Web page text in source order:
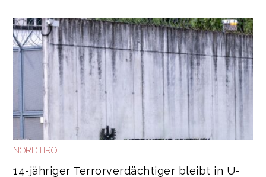
NORDTIROL
14-jähriger Terrorverdächtiger bleibt in U-